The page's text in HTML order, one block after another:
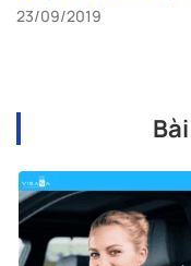
23/09/2019